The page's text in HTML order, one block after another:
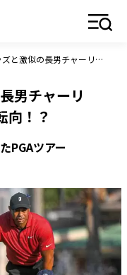
タイガー・ウッズと激似の長男チャーリー、父と同じ7年後にプロ転向！？
男チャーリ
向！？
PGAツアー